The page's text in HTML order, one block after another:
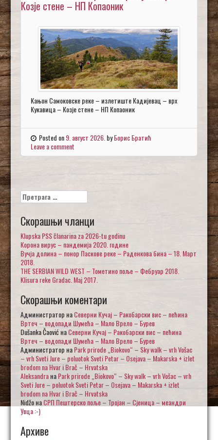
Козје стене – НП Копаоник
Кањон Самоковске реке – излетиште Кадијевац – врх
Кукавица – Козје стене – НП Копаоник
Posted on9. август 2026.byБорис Братић
Leave a comment
Претрага
за:
Скорашњи чланци
Klupska PSS članarina za 2026-tu godinu
Корона вирус – пандемија 2020. године
Вучја долина – понор Паскове реке – Раденкова бина – 18. Март
2018.
THE SERBIAN WILD WEST – Тометино поље – Фебруар 2018.
Klisura reke Gradac. Maj 2017.
Скорашњи коментари
Администратор наСеверни Кучај – Ракобарски вис – пећина
Вртеч – водопади Шумећа – Мало Врело – Бурев
Dušanka ČaovićнаСеверни Кучај – Ракобарски вис – пећина
Вртеч – водопади Шумећа – Мало Врело – Бурев
Администратор наPark prirode „Biokovo“ – Sky walk – vrh Vošac
– vrh Sveti Jure – poluotok Sveti Petar – Osejava – Makarska + izlet
brodom na Hvar i Brač – Hrvatska
AleksandraнаPark prirode „Biokovo“ – Sky walk – vrh Vošac – vrh
Sveti Jure – poluotok Sveti Petar – Osejava – Makarska + izlet
brodom na Hvar i Brač – Hrvatska
NidžoнаСРП Пештерско поље – Тројан – Сјеница – меандри
Увца :-)
Архиве